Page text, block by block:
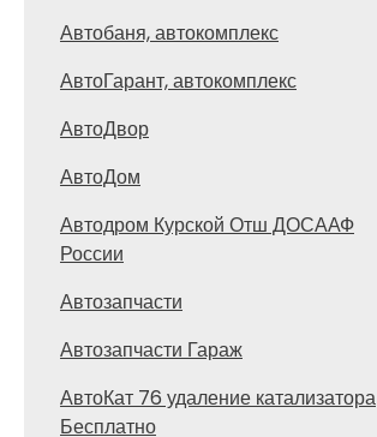
Автобаня, автокомплекс
АвтоГарант, автокомплекс
АвтоДвор
АвтоДом
Автодром Курской Отш ДОСААФ
России
Автозапчасти
Автозапчасти Гараж
АвтоКат 76 удаление катализатора
Бесплатно